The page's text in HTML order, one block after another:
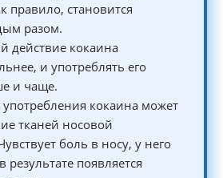
правило, становится
разом.
действие кокаина
и употреблять его
и чаще.
кокаина может
тканей носовой
боль в носу, у него
результате появляется